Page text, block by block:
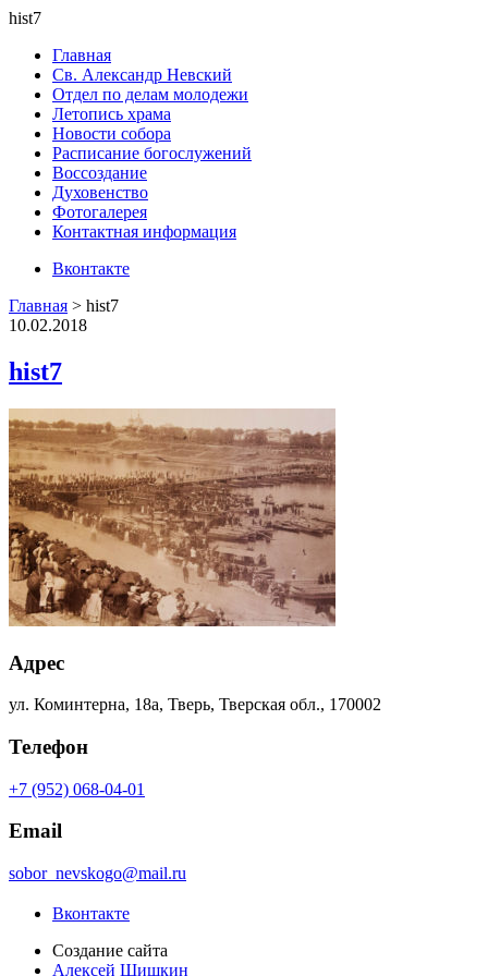
hist7
Главная
Св. Александр Невский
Отдел по делам молодежи
Летопись храма
Новости собора
Расписание богослужений
Воссоздание
Духовенство
Фотогалерея
Контактная информация
Вконтакте
Главная > hist7
10.02.2018
hist7
Адрес
ул. Коминтерна, 18а, Тверь, Тверская обл., 170002
Телефон
+7 (952) 068-04-01
Email
sobor_nevskogo@mail.ru
Вконтакте
Создание сайта
Алексей Шишкин